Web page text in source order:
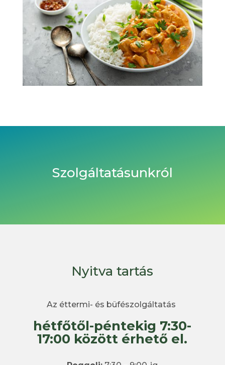
Szolgáltatásunkról
Nyitva tartás
Az éttermi- és büfészolgáltatás
hétfőtől-péntekig 7:30-
17:00 között érhető el.